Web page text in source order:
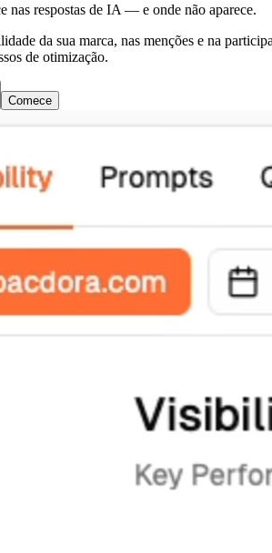
nas respostas de IA — e onde não aparece.
da sua marca, nas menções e na
de otimização.
Comece